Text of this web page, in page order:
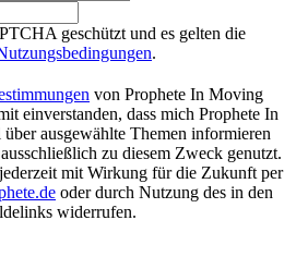
geschützt und es gelten die
.
von Prophete In Moving
einverstanden, dass mich Prophete In
ausgewählte Themen informieren
zu diesem Zweck genutzt.
mit Wirkung für die Zukunft per
oder durch Nutzung des in den
widerrufen.